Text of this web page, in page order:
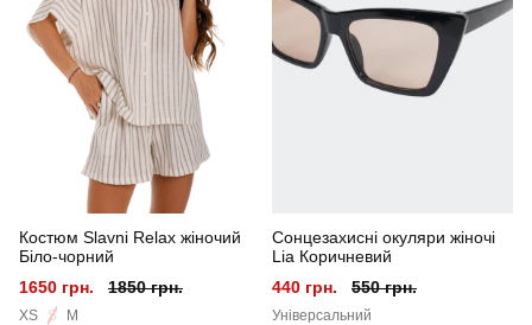
Стиль смарт кежуал
Сезон весна-літо
Матеріал
Склад тканини 50% віскоза, 40% поліестер, 10% еластан
Країна - виробник
Костюм Slavni Relax жіночий
Біло-чорний
1650 грн.
1850 грн.
XS S M
Сонцезахисні окуляри жіночі
Lia Коричневий
440 грн.
550 грн.
Універсальний